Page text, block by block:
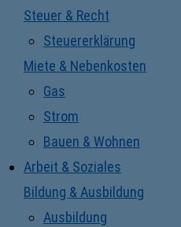
Steuer & Recht
Steuererklärung
Miete & Nebenkosten
Gas
Strom
Bauen & Wohnen
Arbeit & Soziales
Bildung & Ausbildung
Ausbildung